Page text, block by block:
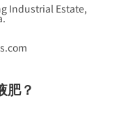
Industrial Estate,
肥？